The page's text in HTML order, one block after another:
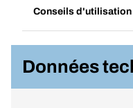
Conseils d'utilisation
Données